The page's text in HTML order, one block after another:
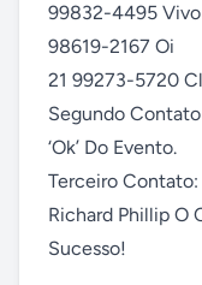
99832-4495 Vivo
98619-2167 Oi
21 99273-5720
Segundo
‘Ok’ Do Evento.
Terceiro
Richard Phillip O
Sucesso!